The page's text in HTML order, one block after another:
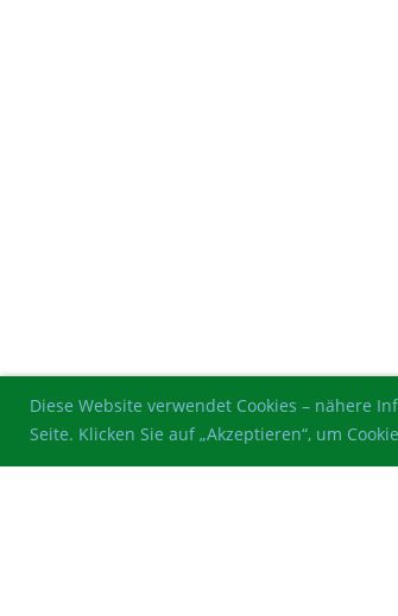
Diese Website verwendet Cookies – nähere
Seite. Klicken Sie auf „Akzeptieren“, um